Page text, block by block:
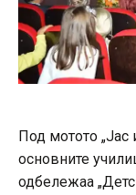
Под мотото
основните
одбележаа